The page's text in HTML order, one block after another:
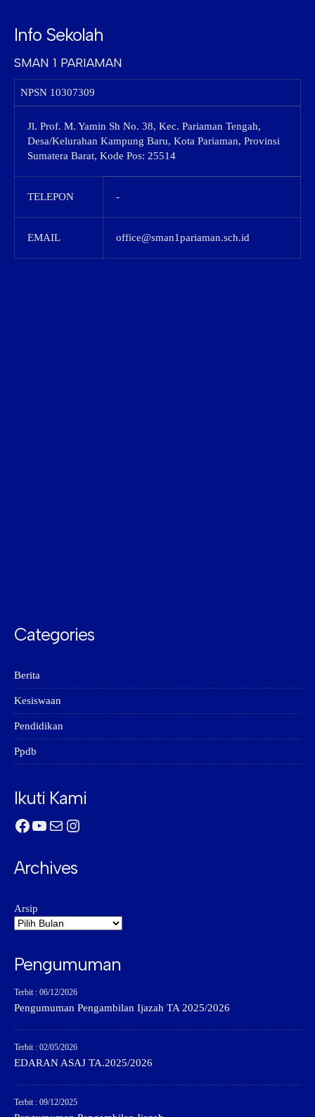
Info Sekolah
SMAN 1 PARIAMAN
NPSN 10307309
Jl. Prof. M. Yamin Sh No. 38, Kec. Pariaman Tengah,
Desa/Kelurahan Kampung Baru, Kota Pariaman, Provinsi
Sumatera Barat, Kode Pos: 25514
TELEPON -
EMAIL office@sman1pariaman.sch.id
Categories
Berita
Kesiswaan
Pendidikan
Ppdb
Ikuti Kami
Facebook
YouTube
MailInstagram
Archives
Arsip
Pengumuman
Terbit : 06/12/2026
Pengumuman Pengambilan Ijazah TA 2025/2026
Terbit : 02/05/2026
EDARAN ASAJ TA.2025/2026
Terbit : 09/12/2025